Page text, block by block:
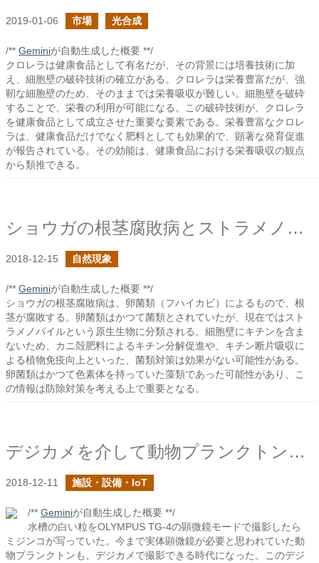
2019-01-06 市場 光合成
/** Geminiが自動生成した概要 **/
クロレラは健康食品として有名だが、その背景には培養技術に加
え、細胞壁の破砕技術の確立がある。クロレラは栄養豊富だが、強
靭な細胞壁のため、そのままでは栄養吸収が難しい。細胞壁を破砕
することで、栄養の利用が可能になる。この破砕技術が、クロレラ
を健康食品として成立させた重要な要素である。栄養豊富なクロレ
ラは、健康食品だけでなく肥料としても効果的で、顕著な発育促進
が報告されている。その効能は、健康食品における栄養吸収の観点
から類推できる。
ショウガの根茎腐敗病とストラメノパイル
2018-12-15 自然現象
/** Geminiが自動生成した概要 **/
ショウガの根茎腐敗病は、卵菌類（フハイカビ）によるもので、根
茎が腐敗する。卵菌類はかつて菌類とされていたが、現在ではスト
ラメノパイルという原生生物に分類される。細胞壁にキチンを含ま
ないため、カニ殻肥料によるキチン分解促進や、キチン断片吸収に
よる植物免疫向上といった、菌類対策は効果がない可能性がある。
卵菌類はかつて色素体を持っていた藻類であった可能性があり、こ
の情報は防除対策を考える上で重要となる。
デジカメを介して動物プランクトンを見る
2018-12-11 施設・設備・IoT
/** Geminiが自動生成した概要 **/
水槽の白い粒をOLYMPUS TG-4の顕微鏡モードで撮影したら
ミジンコが写っていた。今まで実体顕微鏡が必要と思われていた動
物プランクトンも、デジカメで撮影できる時代になった。このデジ